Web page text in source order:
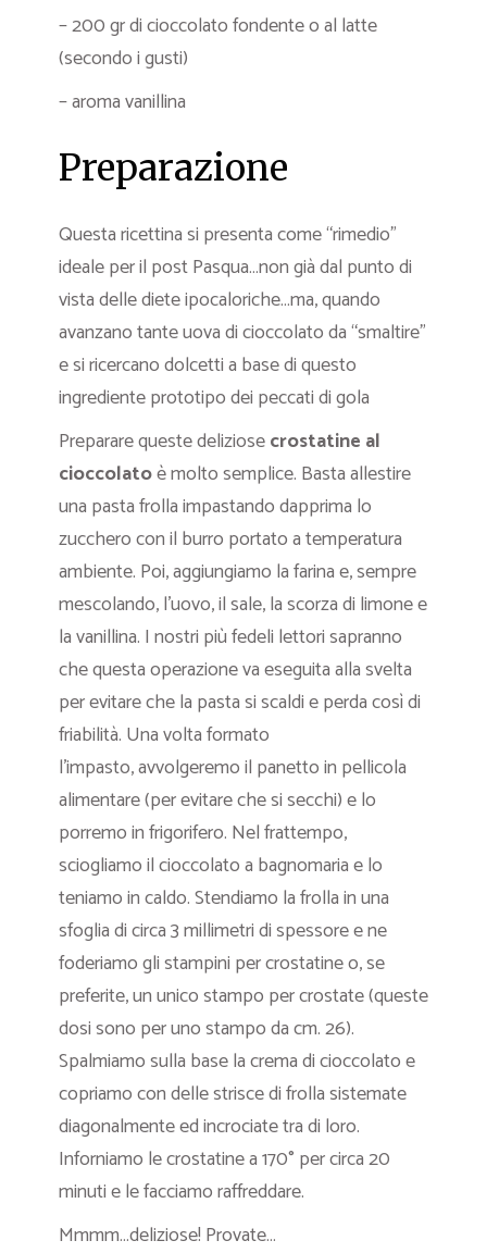
– 200 gr di cioccolato fondente o al latte
(secondo i gusti)
– aroma vanillina
Preparazione
Questa ricettina si presenta come “rimedio”
ideale per il post Pasqua…non già dal punto di
vista delle diete ipocaloriche…ma, quando
avanzano tante uova di cioccolato da “smaltire”
e si ricercano dolcetti a base di questo
ingrediente prototipo dei peccati di gola
Preparare queste deliziosecrostatine al
cioccolatoè molto semplice. Basta allestire
una pasta frolla impastando dapprima lo
zucchero con il burro portato a temperatura
ambiente. Poi, aggiungiamo la farina e, sempre
mescolando, l’uovo, il sale, la scorza di limone e
la vanillina. I nostri più fedeli lettori sapranno
che questa operazione va eseguita alla svelta
per evitare che la pasta si scaldi e perda così di
friabilità. Una volta formato
l’impasto, avvolgeremo il panetto in pellicola
alimentare (per evitare che si secchi) e lo
porremo in frigorifero. Nel frattempo,
sciogliamo il cioccolato a bagnomaria e lo
teniamo in caldo. Stendiamo la frolla in una
sfoglia di circa 3 millimetri di spessore e ne
foderiamo gli stampini per crostatine o, se
preferite, un unico stampo per crostate (queste
dosi sono per uno stampo da cm. 26).
Spalmiamo sulla base la crema di cioccolato e
copriamo con delle strisce di frolla sistemate
diagonalmente ed incrociate tra di loro.
Inforniamo le crostatine a 170° per circa 20
minuti e le facciamo raffreddare.
Mmmm…deliziose! Provate…